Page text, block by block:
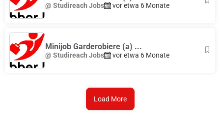
@ Studireach Jobs vor etwa 6 Monate
Minijob Garderobiere (a) ...
@ Studireach Jobs vor etwa 6 Monate
Load More